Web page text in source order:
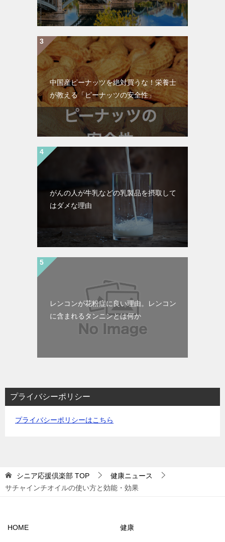
中国産ピーナッツを絶対買うな！栄養士
が教える「ピーナッツの安全性」
がんの人が牛乳などの乳製品を摂取して
はダメな理由
レンコンが花粉症に良い理由。レンコン
に含まれるタンニンとは何か
プライバシーポリシー
プライバシーポリシーはこちら
シニア応援倶楽部 TOP
健康ニュース
サチャインチオイルの使い方と効能・効果
HOME 健康